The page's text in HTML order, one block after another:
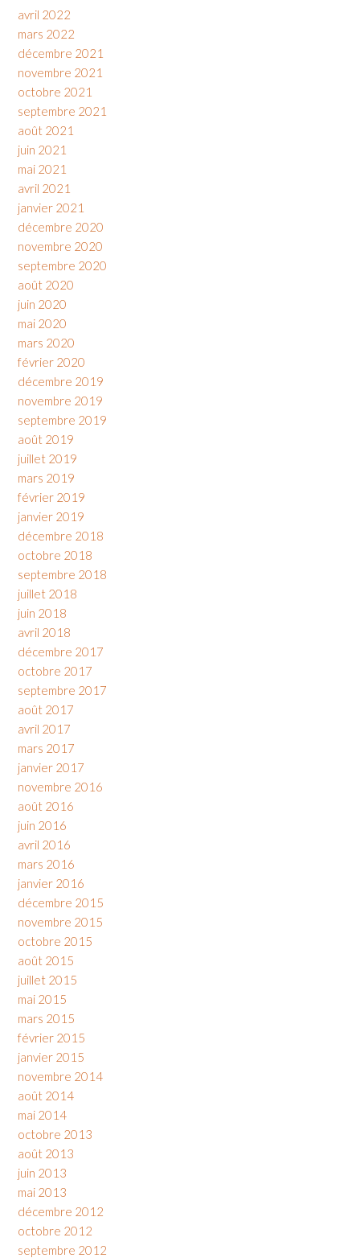
avril 2022
mars 2022
décembre 2021
novembre 2021
octobre 2021
septembre 2021
août 2021
juin 2021
mai 2021
avril 2021
janvier 2021
décembre 2020
novembre 2020
septembre 2020
août 2020
juin 2020
mai 2020
mars 2020
février 2020
décembre 2019
novembre 2019
septembre 2019
août 2019
juillet 2019
mars 2019
février 2019
janvier 2019
décembre 2018
octobre 2018
septembre 2018
juillet 2018
juin 2018
avril 2018
décembre 2017
octobre 2017
septembre 2017
août 2017
avril 2017
mars 2017
janvier 2017
novembre 2016
août 2016
juin 2016
avril 2016
mars 2016
janvier 2016
décembre 2015
novembre 2015
octobre 2015
août 2015
juillet 2015
mai 2015
mars 2015
février 2015
janvier 2015
novembre 2014
août 2014
mai 2014
octobre 2013
août 2013
juin 2013
mai 2013
décembre 2012
octobre 2012
septembre 2012